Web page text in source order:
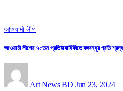
আওয়ামী লীগ
আওয়ামী লীগের ৭৫তম প্রতিষ্ঠাবার্ষিকীতে বঙ্গবন্ধুর প্রতি
Art News BD Jun 23, 2024